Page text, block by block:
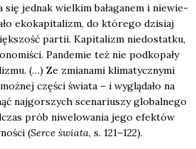
się jed­nak wiel­kim bała­ga­nem i nie­wie­
eko­ka­pi­ta­lizm, do któ­re­go dzi­siaj
par­tii. Kapi­ta­lizm nie­do­stat­ku,
Pan­de­mie też nie pod­ko­pa­ły
(…) Ze zmia­na­mi kli­ma­tycz­ny­mi
czę­ści świa­ta – i wyglą­da­ło na
naj­gor­szych sce­na­riu­szy glo­bal­ne­go
prób niwe­lo­wa­nia jego efek­tów
(Ser­ce świa­ta, s. 121–122).